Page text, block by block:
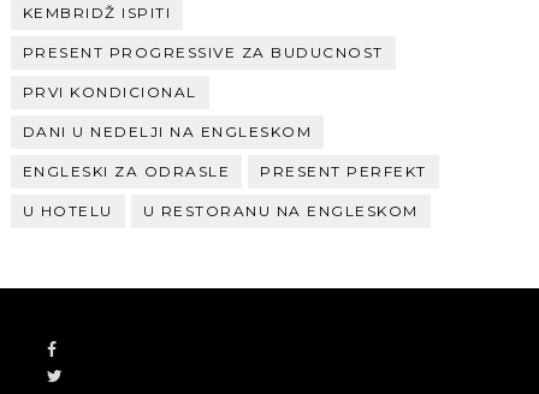
KEMBRIDŽ ISPITI
PRESENT PROGRESSIVE ZA BUDUCNOST
PRVI KONDICIONAL
DANI U NEDELJI NA ENGLESKOM
ENGLESKI ZA ODRASLE PRESENT PERFEKT
U HOTELU U RESTORANU NA ENGLESKOM